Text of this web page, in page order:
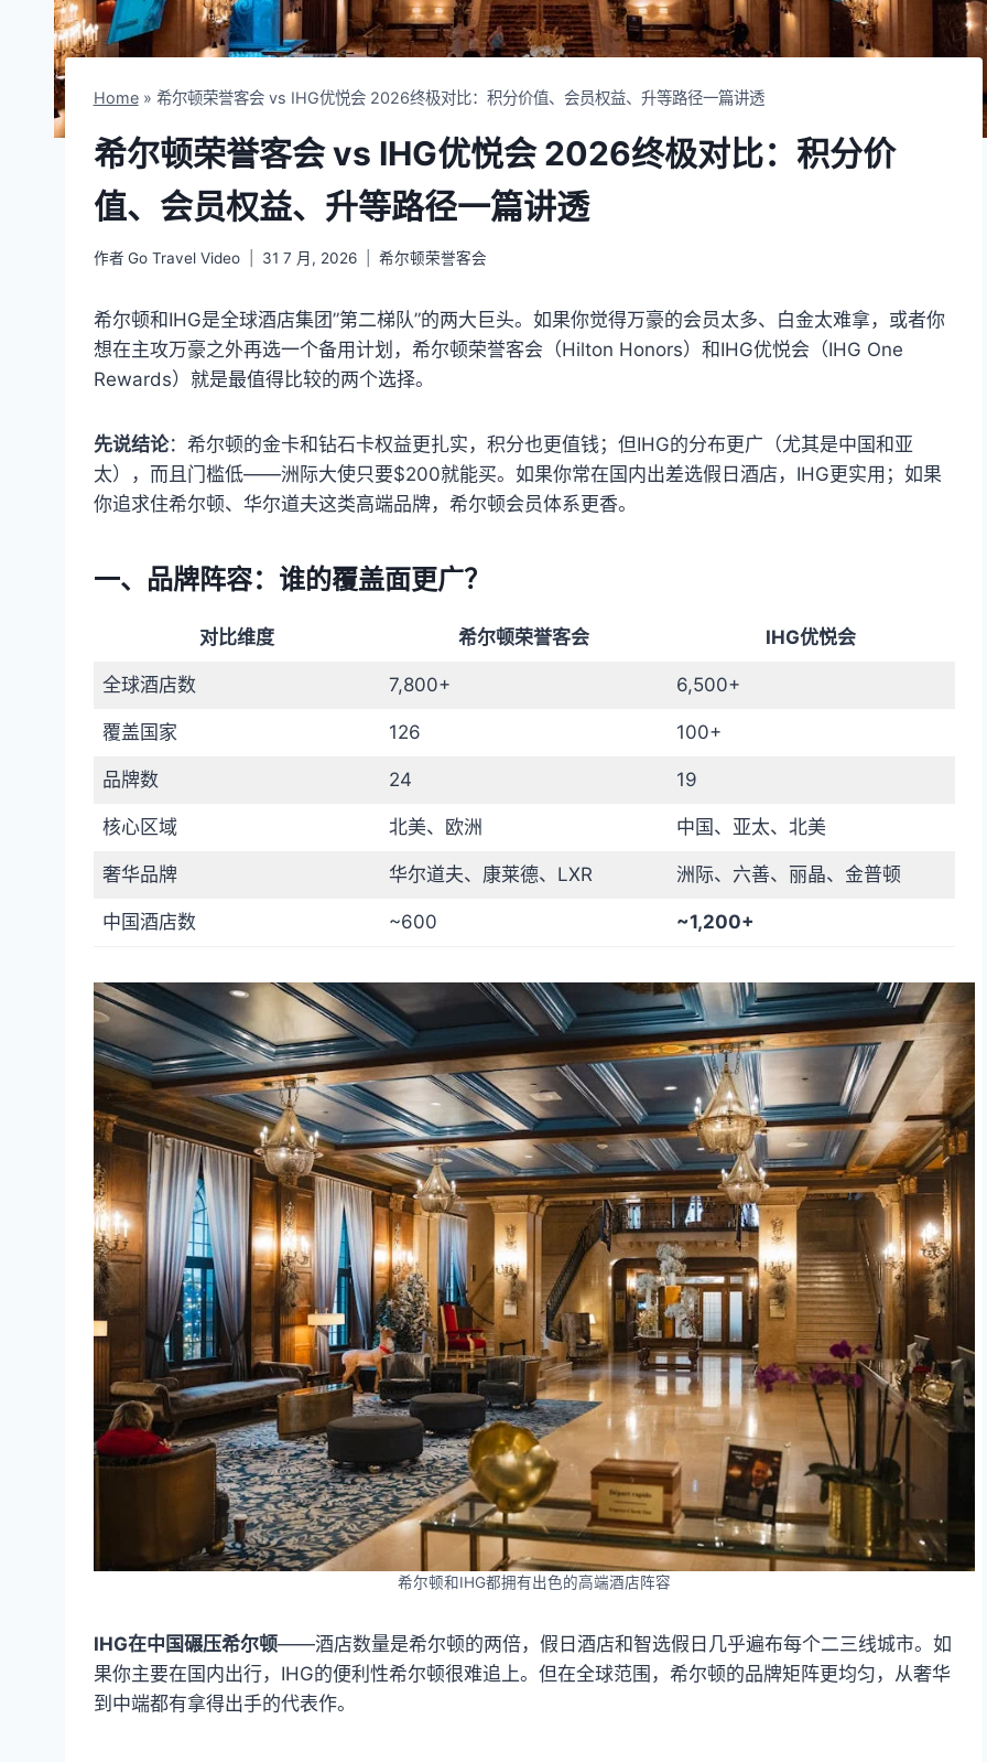
Home» 希尔顿荣誉客会 vs IHG优悦会 2026终极对比：积分价值、会员权益、升等路径一篇讲透
希尔顿荣誉客会 vs IHG优悦会 2026终极对比：积分价
值、会员权益、升等路径一篇讲透
作者 Go Travel Video 31 7 月, 2026 希尔顿荣誉客会
希尔顿和IHG是全球酒店集团”第二梯队”的两大巨头。如果你觉得万豪的会员太多、白金太难拿，或者你
想在主攻万豪之外再选一个备用计划，希尔顿荣誉客会（Hilton Honors）和IHG优悦会（IHG One
Rewards）就是最值得比较的两个选择。
先说结论：希尔顿的金卡和钻石卡权益更扎实，积分也更值钱；但IHG的分布更广（尤其是中国和亚
太），而且门槛低——洲际大使只要$200就能买。如果你常在国内出差选假日酒店，IHG更实用；如果
你追求住希尔顿、华尔道夫这类高端品牌，希尔顿会员体系更香。
一、品牌阵容：谁的覆盖面更广？
对比维度 希尔顿荣誉客会 IHG优悦会
全球酒店数 7,800+ 6,500+
覆盖国家 126 100+
品牌数 24 19
核心区域 北美、欧洲 中国、亚太、北美
奢华品牌 华尔道夫、康莱德、LXR 洲际、六善、丽晶、金普顿
中国酒店数 ~600 ~1,200+
希尔顿和IHG都拥有出色的高端酒店阵容
IHG在中国碾压希尔顿——酒店数量是希尔顿的两倍，假日酒店和智选假日几乎遍布每个二三线城市。如
果你主要在国内出行，IHG的便利性希尔顿很难追上。但在全球范围，希尔顿的品牌矩阵更均匀，从奢华
到中端都有拿得出手的代表作。